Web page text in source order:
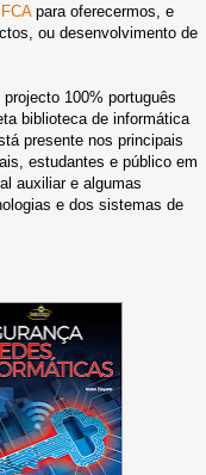
FCApara oferecermos, e
ou desenvolvimento de
100% português
biblioteca de informática
presente nos principais
estudantes e público em
auxiliar e algumas
e dos sistemas de